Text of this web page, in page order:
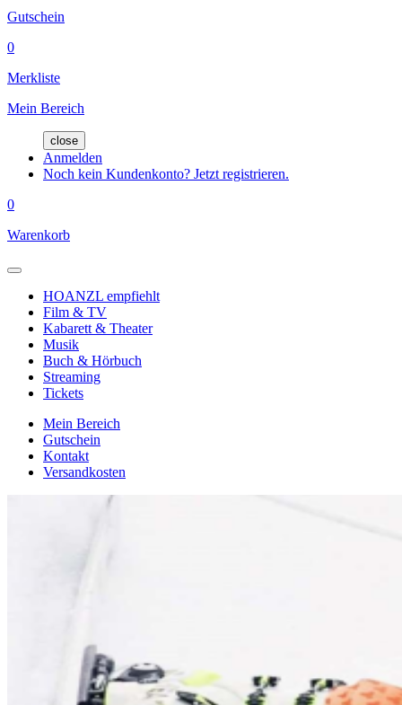
Gutschein
0
Merkliste
Mein Bereich
close
Anmelden
Noch kein Kundenkonto? Jetzt registrieren.
0
Warenkorb
HOANZL empfiehlt
Film & TV
Kabarett & Theater
Musik
Buch & Hörbuch
Streaming
Tickets
Mein Bereich
Gutschein
Kontakt
Versandkosten